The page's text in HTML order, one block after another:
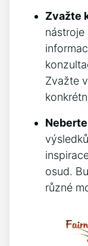
Zvažte
Zvažte
osud.
různé